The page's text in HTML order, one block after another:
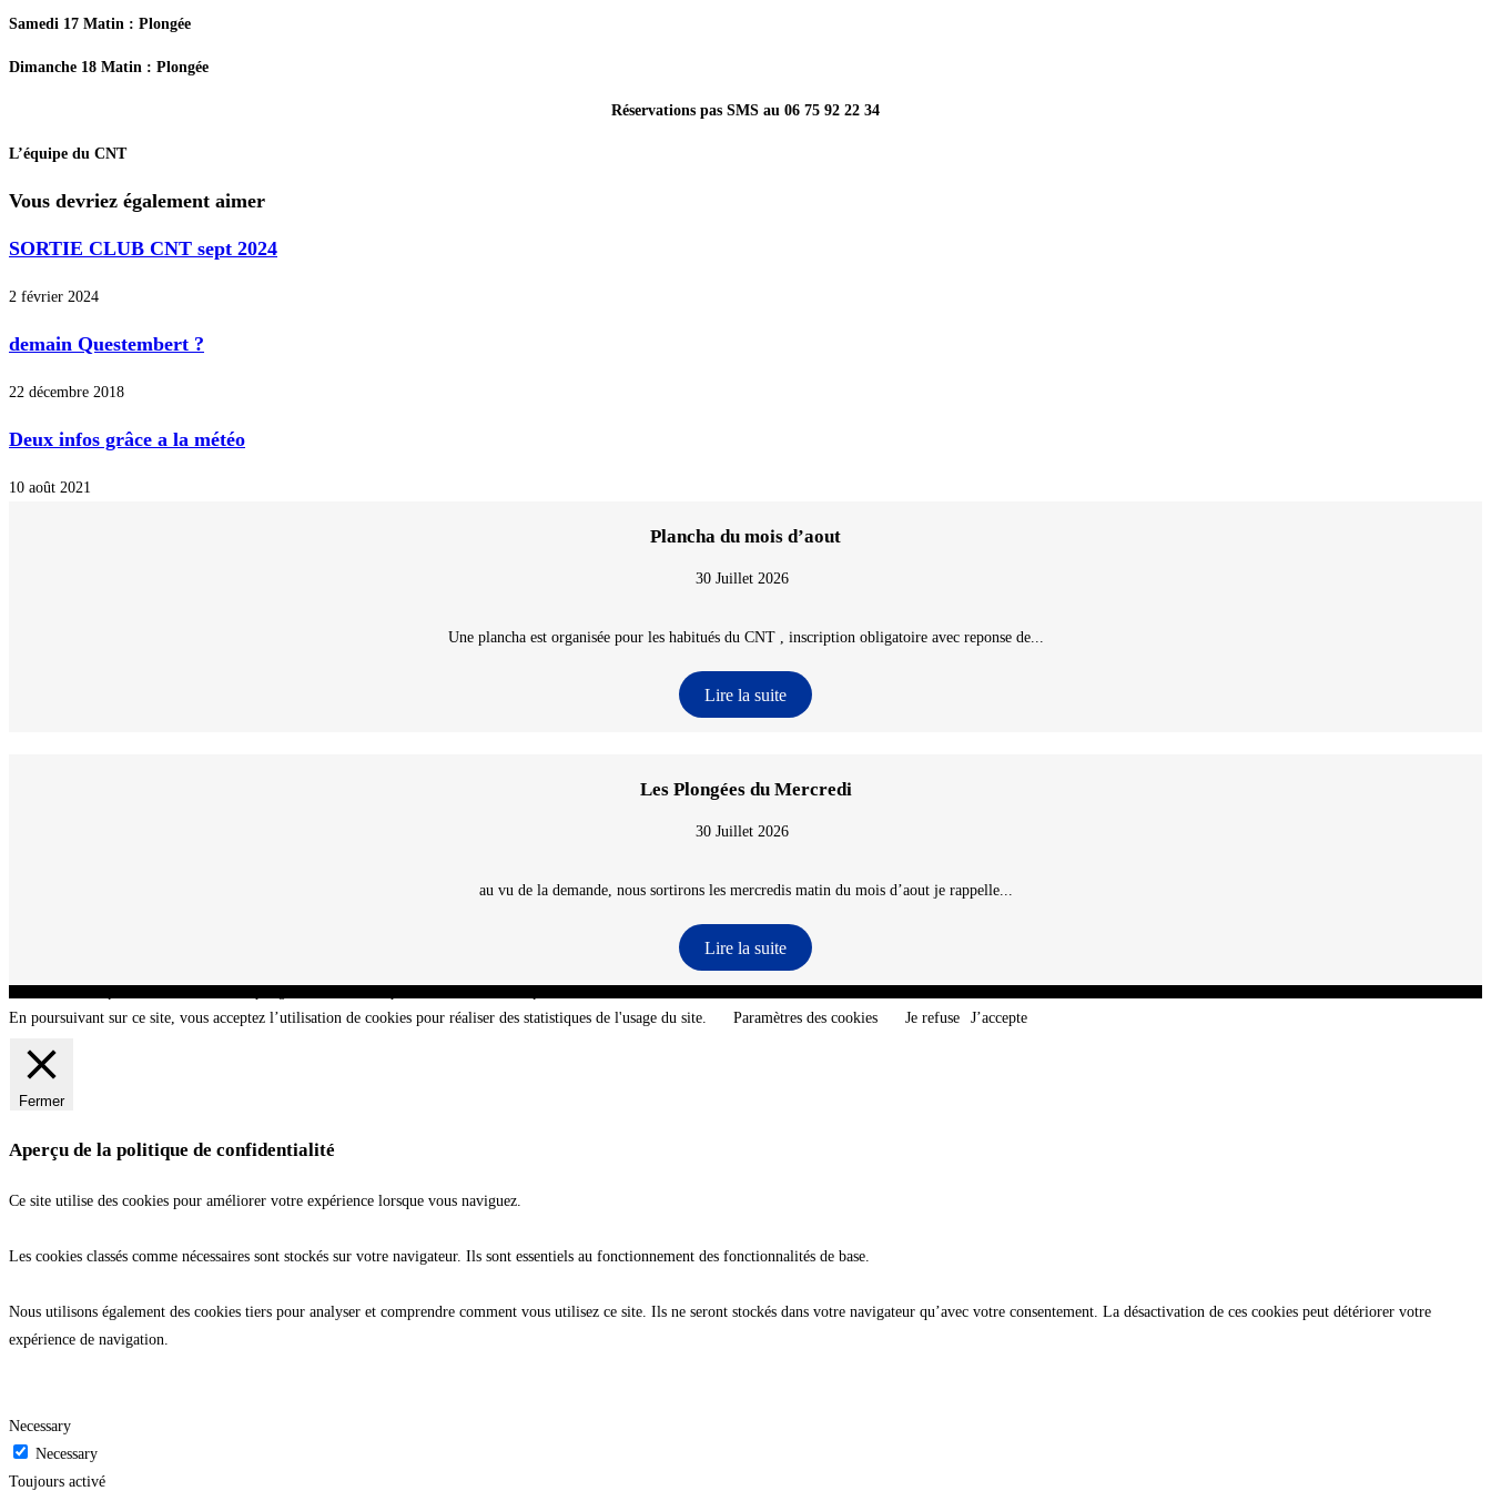
Samedi 17 Matin : Plongée
Dimanche 18 Matin : Plongée
Réservations pas SMS au 06 75 92 22 34
L’équipe du CNT
Vous devriez également aimer
SORTIE CLUB CNT sept 2024
2 février 2024
demain Questembert ?
22 décembre 2018
Deux infos grâce a la météo
10 août 2021
Plancha du mois d’aout
30 Juillet 2026
Une plancha est organisée pour les habitués du CNT , inscription obligatoire avec reponse de...
Lire la suite
Les Plongées du Mercredi
30 Juillet 2026
au vu de la demande, nous sortirons les mercredis matin du mois d’aout je rappelle...
Lire la suite
En poursuivant sur ce site, vous acceptez l’utilisation de cookies pour réaliser des statistiques de l'usage du site. Paramètres des cookies Je refuse J’accepte
Fermer
Aperçu de la politique de confidentialité
Ce site utilise des cookies pour améliorer votre expérience lorsque vous naviguez.
Les cookies classés comme nécessaires sont stockés sur votre navigateur. Ils sont essentiels au fonctionnement des fonctionnalités de base.
Nous utilisons également des cookies tiers pour analyser et comprendre comment vous utilisez ce site. Ils ne seront stockés dans votre navigateur qu’avec votre consentement. La désactivation de ces cookies peut détériorer votre
expérience de navigation.
Necessary
Necessary
Toujours activé